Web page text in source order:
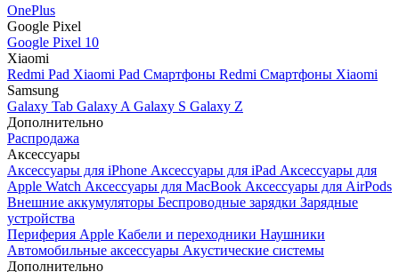
OnePlus
Google Pixel
Google Pixel 10
Xiaomi
Redmi Pad Xiaomi Pad Смартфоны Redmi Смартфоны Xiaomi
Samsung
Galaxy Tab Galaxy A Galaxy S Galaxy Z
Дополнительно
Распродажа
Аксессуары
Аксессуары для iPhone Аксессуары для iPad Аксессуары для
Apple Watch Аксессуары для MacBook Аксессуары для AirPods
Внешние аккумуляторы Беспроводные зарядки Зарядные
устройства
Периферия Apple Кабели и переходники Наушники
Автомобильные аксессуары Акустические системы
Дополнительно